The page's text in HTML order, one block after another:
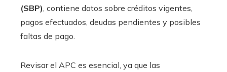
(SBP), contiene datos sobre créditos vigentes,
pagos efectuados, deudas pendientes y posibles
faltas de pago.
Revisar el APC es esencial, ya que las